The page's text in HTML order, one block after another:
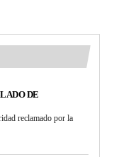
DE
reclamado por la